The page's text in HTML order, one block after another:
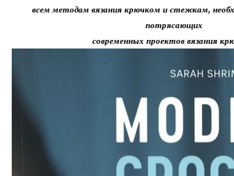
всем методам вязания крючком и стежкам,
потрясающих
современных проектов вязания